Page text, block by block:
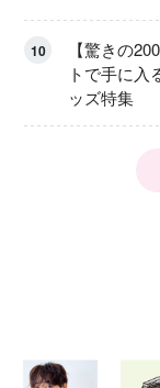
10
【驚きの
トで手に入
ッズ特集